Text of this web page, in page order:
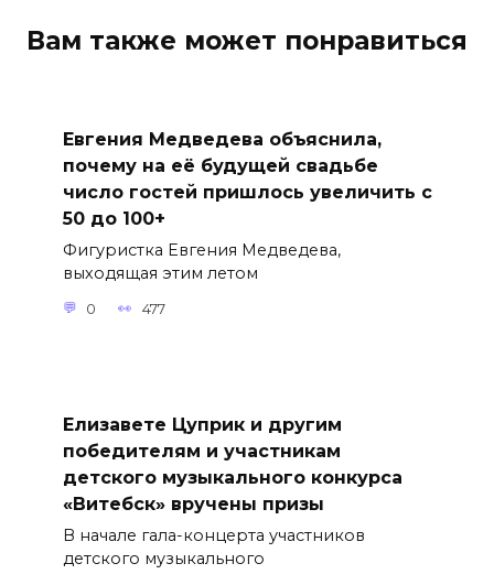
Вам также может понравиться
Евгения Медведева объяснила,
почему на её будущей свадьбе
число гостей пришлось увеличить с
50 до 100+
Фигуристка Евгения Медведева,
выходящая этим летом
0 477
Елизавете Цуприк и другим
победителям и участникам
детского музыкального конкурса
«Витебск» вручены призы
В начале гала-концерта участников
детского музыкального